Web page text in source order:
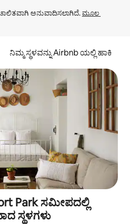
ಅನುವಾದಿಸಲಾಗಿದೆ. ಮೂಲ
ನಿಮ್ಮ ಸ್ಥಳವನ್ನು Airbnb ಯಲ್ಲಿ ಹಾಕಿ
Park ಸಮೀಪದಲ್ಲಿ
ಸ್ಥಳಗಳು